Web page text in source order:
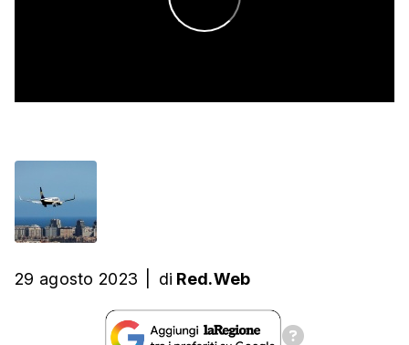
29 agosto 2023 di Red.Web